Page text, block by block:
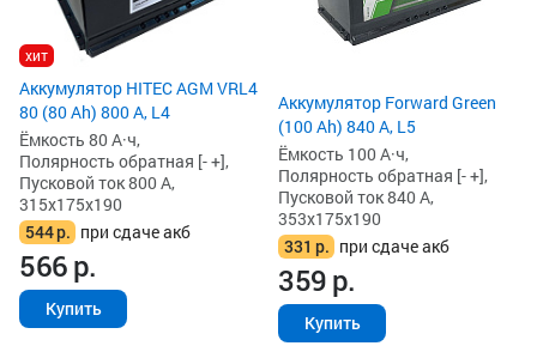
хит
Аккумулятор HITEC AGM VRL4
80 (80 Ah) 800 А, L4
Ёмкость 80 А·ч,
Полярность обратная [- +],
Пусковой ток 800 А,
315x175x190
544р. при сдаче акб
566р.
Купить
Аккумулятор Forward Green
(100 Ah) 840 А, L5
Ёмкость 100 А·ч,
Полярность обратная [- +],
Пусковой ток 840 А,
353x175x190
331 р. при сдаче акб
359р.
Купить